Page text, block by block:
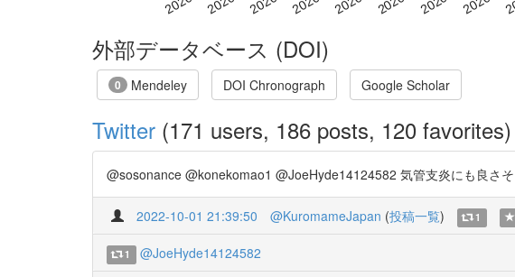
外部データベース (DOI)
0 Mendeley DOI Chronograph Google Scholar
Twitter (171 users, 186 posts, 120 favorites)
@sosonance @konekomao1 @JoeHyde14124582 気管支炎にも良さ
2022-10-01 21:39:50 @KuromameJapan (投稿一覧) 1
1 @JoeHyde14124582